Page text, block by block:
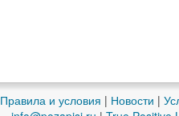
Правила и условия | Новости |